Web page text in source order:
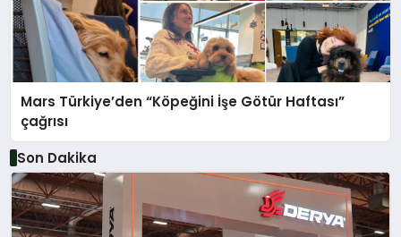
Mars Türkiye’den “Köpeğini İşe Götür Haftası”
çağrısı
Son Dakika